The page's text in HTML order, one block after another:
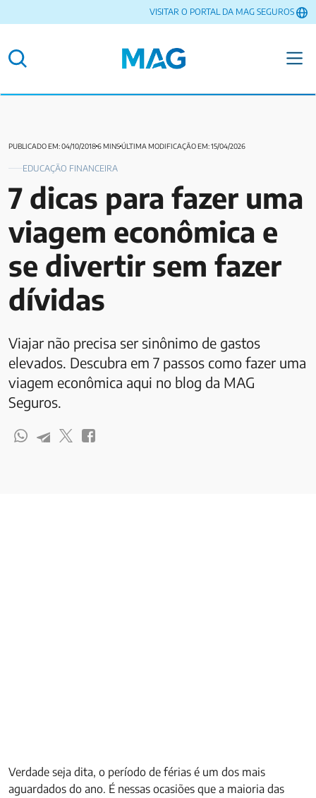
VISITAR O PORTAL DA MAG SEGUROS
PUBLICADO EM: 04/10/20186 MINSÚLTIMA MODIFICAÇÃO EM: 15/04/2026
EDUCAÇÃO FINANCEIRA
7 dicas para fazer uma
viagem econômica e
se divertir sem fazer
dívidas
Viajar não precisa ser sinônimo de gastos
elevados. Descubra em 7 passos como fazer uma
viagem econômica aqui no blog da MAG
Seguros.
Verdade seja dita, o período de férias é um dos mais
aguardados do ano. É nessas ocasiões que a maioria das